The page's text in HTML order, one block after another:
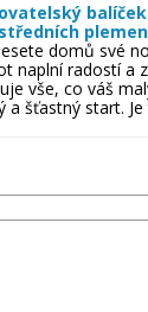
plemen
domů své
naplní radostí a
vše, co váš
a šťastný start.